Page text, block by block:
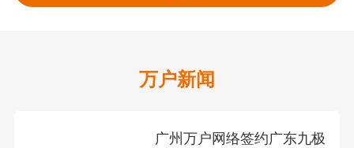
万户新闻
广州万户网络签约广东九极